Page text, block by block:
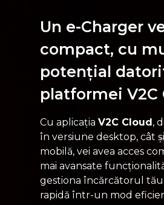
Un e-Charger
compact, cu
potențial
platformei V2C
Cu aplicația V2C Cloud,
în versiune desktop, cât
mobilă, vei avea acces
mai avansate
gestiona încărcătorul
rapidă într-un mod